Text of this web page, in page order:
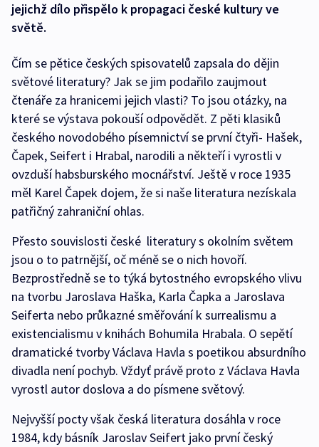
jejichž dílo přispělo k propagaci české kultury ve
světě.
Čím se pětice českých spisovatelů zapsala do dějin
světové literatury? Jak se jim podařilo zaujmout
čtenáře za hranicemi jejich vlasti? To jsou otázky, na
které se výstava pokouší odpovědět. Z pěti klasiků
českého novodobého písemnictví se první čtyři- Hašek,
Čapek, Seifert i Hrabal, narodili a někteří i vyrostli v
ovzduší habsburského mocnářství. Ještě v roce 1935
měl Karel Čapek dojem, že si naše literatura nezískala
patřičný zahraniční ohlas.
Přesto souvislosti české literatury s okolním světem
jsou o to patrnější, oč méně se o nich hovoří.
Bezprostředně se to týká bytostného evropského vlivu
na tvorbu Jaroslava Haška, Karla Čapka a Jaroslava
Seiferta nebo průkazné směřování k surrealismu a
existencialismu v knihách Bohumila Hrabala. O sepětí
dramatické tvorby Václava Havla s poetikou absurdního
divadla není pochyb. Vždyť právě proto z Václava Havla
vyrostl autor doslova a do písmene světový.
Nejvyšší pocty však česká literatura dosáhla v roce
1984, kdy básník Jaroslav Seifert jako první český